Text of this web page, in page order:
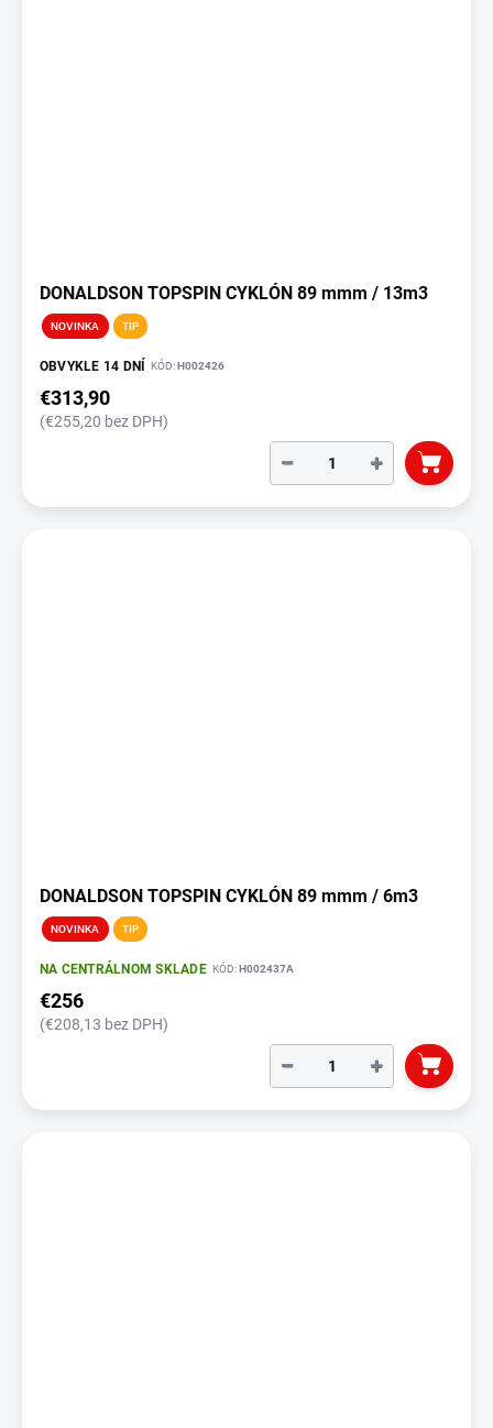
DONALDSON TOPSPIN CYKLÓN 89 mmm / 13m3
NOVINKA TIP
OBVYKLE 14 DNÍ KÓD:H002426
€313,90
(€255,20 bez DPH)
+
−
DONALDSON TOPSPIN CYKLÓN 89 mmm / 6m3
NOVINKA TIP
NA CENTRÁLNOM SKLADE KÓD:H002437A
€256
(€208,13 bez DPH)
+
−